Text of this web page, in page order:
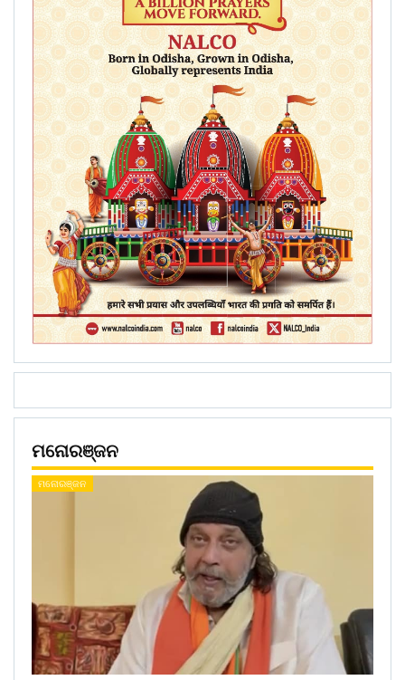
ମନୋରଞ୍ଜନ
ମନୋରଞ୍ଜନ